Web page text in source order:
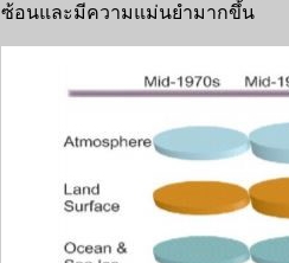
ซ้อนและมีความแม่นยำมากขึ้น